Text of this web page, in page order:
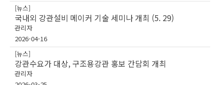
[뉴스]
국내외 강관설비 메이커 기술 세미나 개최 (5. 29)
관리자
2026-04-16
[뉴스]
강관수요가 대상, 구조용강관 홍보 간담회 개최
관리자